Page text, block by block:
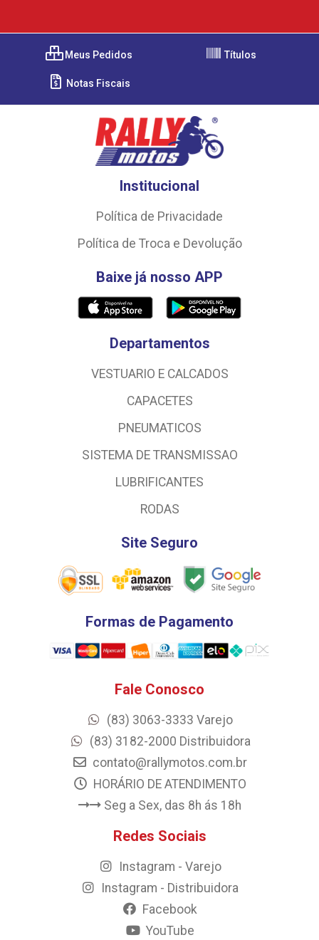
Meus Pedidos Títulos
Notas Fiscais
Institucional
Política de Privacidade
Política de Troca e Devolução
Baixe já nosso APP
Departamentos
VESTUARIO E CALCADOS
CAPACETES
PNEUMATICOS
SISTEMA DE TRANSMISSAO
LUBRIFICANTES
RODAS
Site Seguro
Formas de Pagamento
Fale Conosco
(83) 3063-3333 Varejo
(83) 3182-2000 Distribuidora
contato@rallymotos.com.br
HORÁRIO DE ATENDIMENTO
Seg a Sex, das 8h ás 18h
Redes Sociais
Instagram - Varejo
Instagram - Distribuidora
Facebook
YouTube